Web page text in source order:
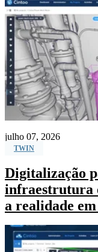
julho 07, 2026
TWIN
Digitalização
infraestrutura
a realidade